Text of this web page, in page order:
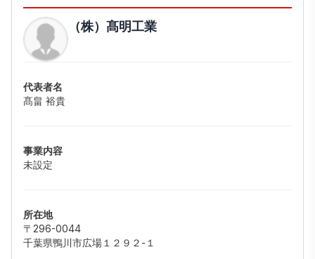
（株）髙明工業
代表者名
髙畠 裕貴
事業内容
未設定
所在地
〒296-0044
千葉県鴨川市広場１２９２-１